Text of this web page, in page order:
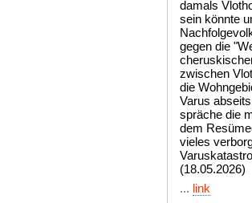
(18.05.2026)
... link